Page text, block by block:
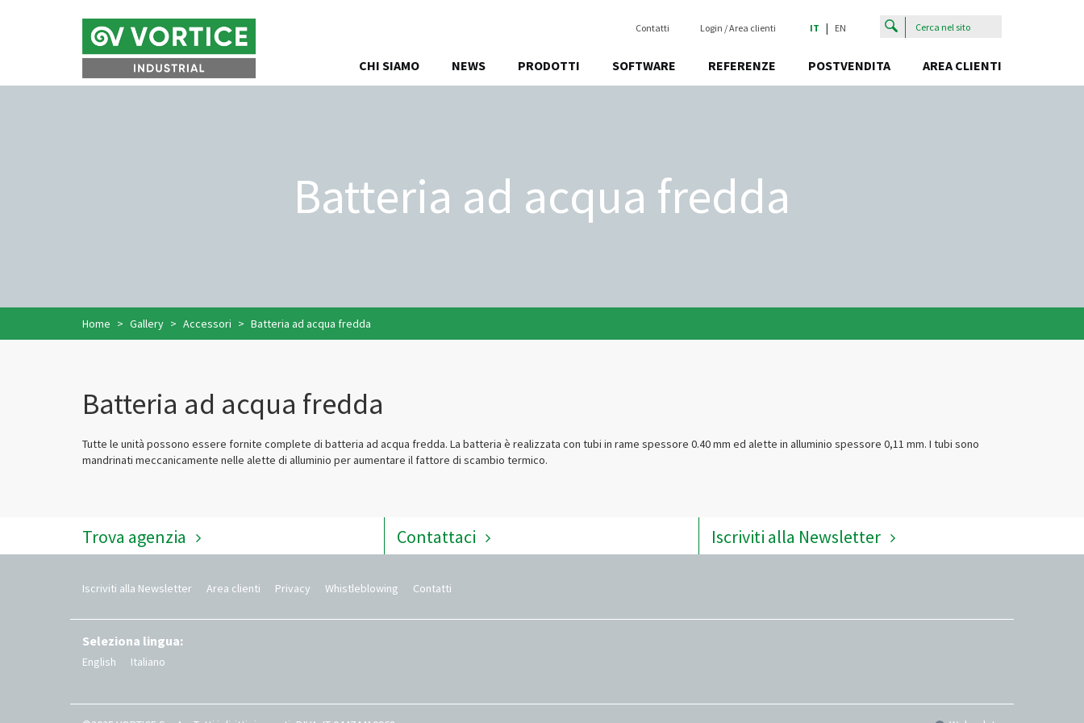
Contatti Login / Area clienti IT | EN
CHI SIAMO NEWS PRODOTTI SOFTWARE REFERENZE POSTVENDITA AREA CLIENTI
Batteria ad acqua fredda
Home Gallery Accessori Batteria ad acqua fredda
Batteria ad acqua fredda
Tutte le unità possono essere fornite complete di batteria ad acqua fredda. La batteria è realizzata con tubi in rame spessore 0.40 mm ed alette in alluminio spessore 0,11 mm. I tubi sono
mandrinati meccanicamente nelle alette di alluminio per aumentare il fattore di scambio termico.
Trova agenzia Contattaci Iscriviti alla Newsletter
Iscriviti alla Newsletter Area clienti Privacy Whistleblowing Contatti
Seleziona lingua:
English Italiano